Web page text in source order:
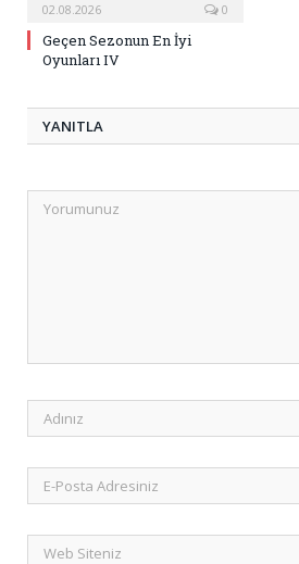
02.08.2026 0
Geçen Sezonun En İyi
Oyunları IV
YANITLA